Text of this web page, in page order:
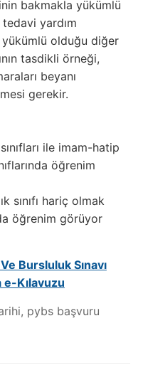
bakmakla yükümlü
yardım
olduğu diğer
tasdikli örneği,
beyanı
gerekir.
ile imam-hatip
öğrenim
sınıfı hariç olmak
öğrenim görüyor
Ve Bursluluk Sınavı
Kılavuzu
, pybs başvuru